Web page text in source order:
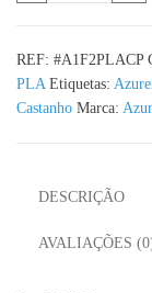
REF: #A1F2PLACP
PLA Etiquetas:
Castanho Marca:
DESCRIÇÃO
AVALIAÇÕES